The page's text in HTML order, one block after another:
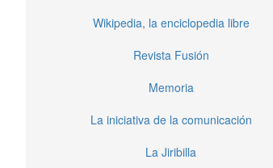
Wikipedia, la enciclopedia libre
Revista Fusión
Memoria
La iniciativa de la comunicación
La Jiribilla